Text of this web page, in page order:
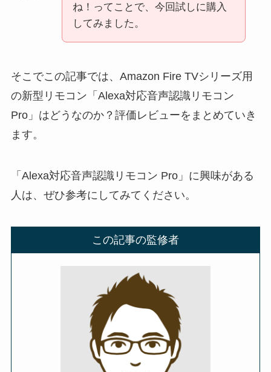
ね！ってことで、今回試しに購入
してみました。
そこでこの記事では、Amazon Fire TVシリーズ用
の新型リモコン「Alexa対応音声認識リモコン
Pro」はどうなのか？評価レビューをまとめていき
ます。
「Alexa対応音声認識リモコン Pro」に興味がある
人は、ぜひ参考にしてみてください。
この記事の監修者